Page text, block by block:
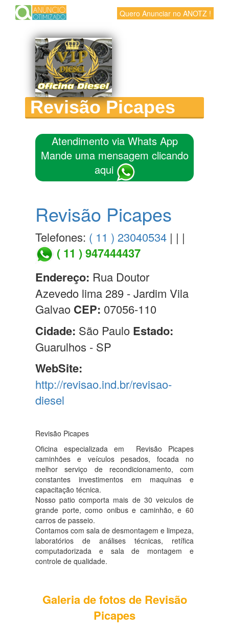
Quero Anunciar no ANOTZ !
Revisão Picapes
Atendimento via Whats App
Mande uma mensagem clicando
aqui
Revisão Picapes
Telefones: ( 11 ) 23040534 | | |
( 11 ) 947444437
Endereço: Rua Doutor
Azevedo lima 289 - Jardim Vila
Galvao CEP: 07056-110
Cidade: São Paulo Estado:
Guarulhos - SP
WebSite:
http://revisao.ind.br/revisao-
diesel
Revisão Picapes
Oficina especializada em Revisão Picapes
caminhões e veículos pesados, focada no
melhor serviço de recondicionamento, com
constantes investimentos em maquinas e
capacitação técnica.
Nosso patio comporta mais de 30 veiculos de
grande porte, como onibus e caminhão, e 60
carros de passeio.
Contamos com sala de desmontagem e limpeza,
laboratórios de análises técnicas, retífica
computadorizada e sala de montagem e
controle de qualidade.
Galeria de fotos de Revisão
Picapes